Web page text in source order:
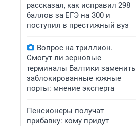
рассказал, как исправил 298
баллов за ЕГЭ на 300 и
поступил в престижный вуз
Вопрос на триллион.
Смогут ли зерновые
терминалы Балтики заменить
заблокированные южные
порты: мнение эксперта
Пенсионеры получат
прибавку: кому придут